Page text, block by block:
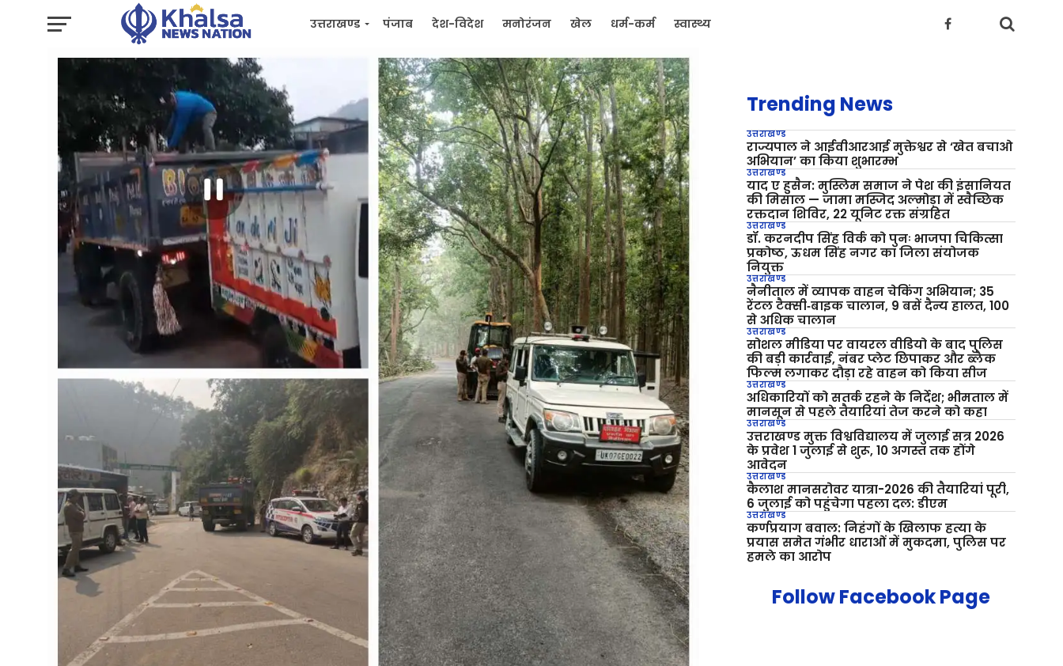
उत्तराखण्ड पंजाब देश-विदेश मनोरंजन खेल धर्म-कर्म स्वास्थ्य
जन मुद्दे
Trending News
उत्तराखण्ड
राज्यपाल ने आईवीआरआई मुक्तेश्वर से ‘खेत बचाओ
अभियान’ का किया शुभारम्भ
उत्तराखण्ड
याद ए हुसैन: मुस्लिम समाज ने पेश की इंसानियत
की मिसाल — जामा मस्जिद अल्मोड़ा में स्वैच्छिक
रक्तदान शिविर, 22 यूनिट रक्त संग्रहित
उत्तराखण्ड
डॉ. करनदीप सिंह विर्क को पुनः भाजपा चिकित्सा
प्रकोष्ठ, ऊधम सिंह नगर का जिला संयोजक
नियुक्त
उत्तराखण्ड
नैनीताल में व्यापक वाहन चेकिंग अभियान; 35
रेंटल टैक्सी‑बाइक चालान, 9 बसें दैन्य हालत, 100
से अधिक चालान
उत्तराखण्ड
सोशल मीडिया पर वायरल वीडियो के बाद पुलिस
की बड़ी कार्रवाई, नंबर प्लेट छिपाकर और ब्लैक
फिल्म लगाकर दौड़ा रहे वाहन को किया सीज
उत्तराखण्ड
अधिकारियों को सतर्क रहने के निर्देश; भीमताल में
मानसून से पहले तैयारियां तेज करने को कहा
उत्तराखण्ड
उत्तराखण्ड मुक्त विश्वविद्यालय में जुलाई सत्र 2026
के प्रवेश 1 जुलाई से शुरू, 10 अगस्त तक होंगे
आवेदन
उत्तराखण्ड
कैलाश मानसरोवर यात्रा-2026 की तैयारियां पूरी,
6 जुलाई को पहुंचेगा पहला दल: डीएम
उत्तराखण्ड
कर्णप्रयाग बवाल: निहंगों के खिलाफ हत्या के
प्रयास समेत गंभीर धाराओं में मुकदमा, पुलिस पर
हमले का आरोप
Follow Facebook Page